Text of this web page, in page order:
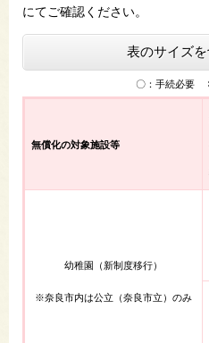
にてご確認ください。
表のサイズ
〇：手続必要
無償化の対象施設等
幼稚園（新制度移行）
※奈良市内は公立（奈良市立）のみ